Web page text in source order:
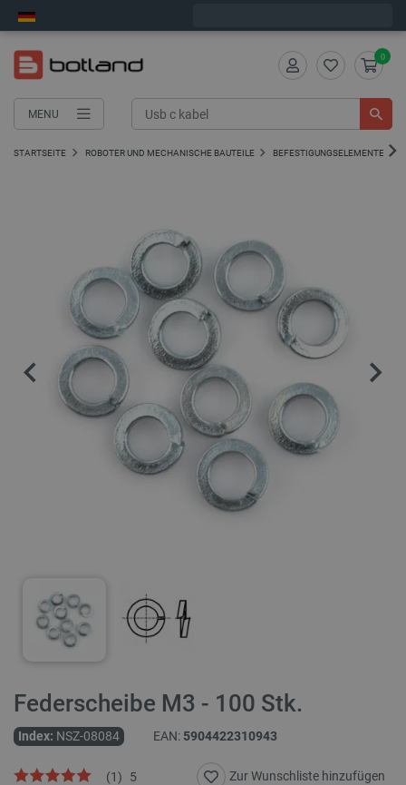
MENU
0
STARTSEITE ROBOTER UND MECHANISCHE BAUTEILE BEFESTIGUNGSELEMENTE
Federscheibe M3 - 100 Stk.
Index: NSZ-08084 EAN: 5904422310943
5
(1) Zur Wunschliste hinzufügen